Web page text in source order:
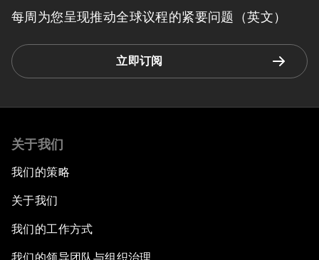
每周为您呈现推动全球议程的紧要问题（英文）
立即订阅
关于我们
我们的策略
关于我们
我们的工作方式